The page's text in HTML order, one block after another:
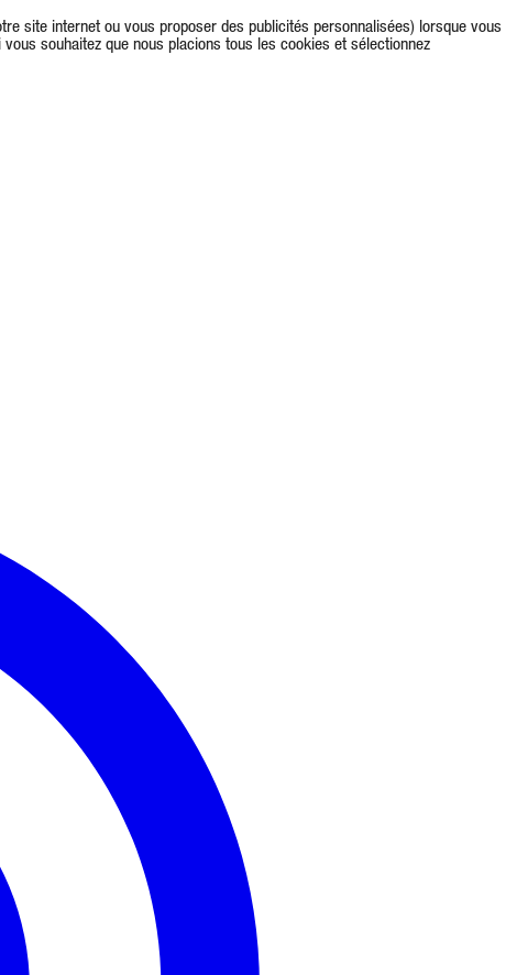
site internet ou vous proposer des publicités personnalisées) lorsque vous
souhaitez que nous placions tous les cookies et sélectionnez